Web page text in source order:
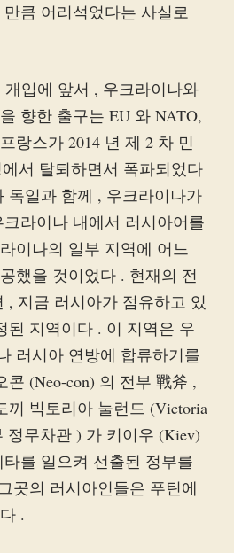
큼 어리석었다는 사실로
입에 앞서 , 우크라이나와
향한 출구는 EU 와 NATO,
랑스가 2014 년 제 2 차 민
서 탈퇴하면서 폭파되었다
독일과 함께 , 우크라이나가
라이나 내에서 러시아어를
이나의 일부 지역에 어느
했을 것이었다 . 현재의 전
, 지금 러시아가 점유하고 있
된 지역이다 . 이 지역은 우
러시아 연방에 합류하기를
(Neo-con) 의 전부 戰斧 ,
끼 빅토리아 눌런드 (Victoria
정무차관 ) 가 키이우 (Kiev)
를 일으켜 선출된 정부를
곳의 러시아인들은 푸틴에
.